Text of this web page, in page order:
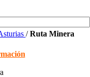
/Ruta Minera